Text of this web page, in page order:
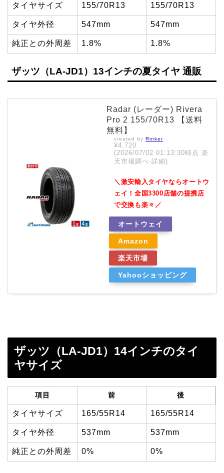
タイヤサイズ 155/70R13 155/70R13
タイヤ外径 547mm 547mm
純正との外周差 1.8% 1.8%
ザッツ（LA-JD1）13インチの夏タイヤ 通販
Radar (レーダー) Rivera
Pro 2 155/70R13 【送料
無料】
created by Rinker
¥4,720
(2026/07/02 01:13:30時点 楽
天市場調べ-詳細)
＼激安輸入タイヤならオートウ
ェイ！全国3300店舗の提携店
で交換も楽々／
オートウェイ
Amazon
楽天市場
Yahooショッピング
ザッツ（LA-JD1）14インチのタイ
ヤサイズ
項目 前 後
タイヤサイズ 165/55R14 165/55R14
タイヤ外径 537mm 537mm
純正との外周差 0% 0%